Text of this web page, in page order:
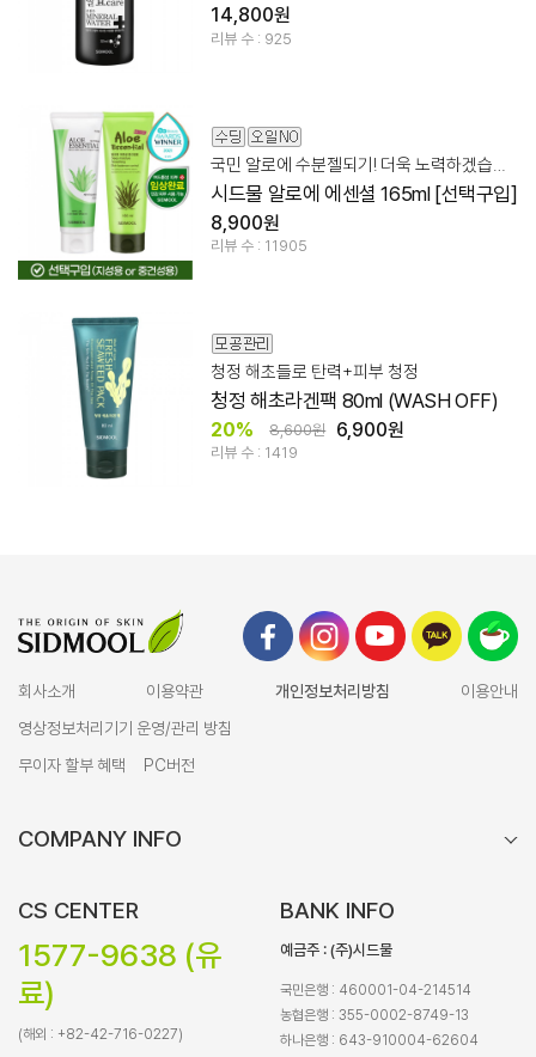
14,800원
리뷰 수 : 925
시드물 알로에 에센셜 165ml [선택구입]
8,900원
리뷰 수 : 11905
청정 해초들로 탄력+피부 청정
청정 해초라겐팩 80ml (WASH OFF)
20% 8,600원 6,900원
리뷰 수 : 1419
회사소개 이용약관 개인정보처리방침
이용안내
영상정보처리기기 운영/관리 방침
무이자 할부 혜택
PC버전
COMPANY INFO
CS CENTER
1577-9638 (유
료)
(해외 : +82-42-716-0227)
BANK INFO
예금주 : (주)시드물
국민은행 : 460001-04-214514
농협은행 : 355-0002-8749-13
하나은행 : 643-910004-62604